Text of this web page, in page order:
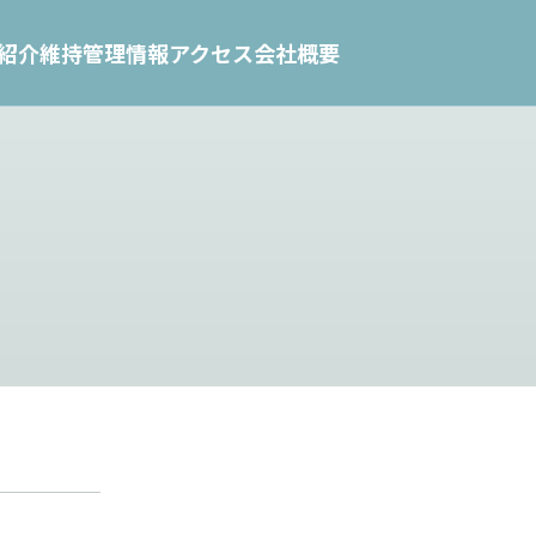
介維持管理情報アクセス会社概要